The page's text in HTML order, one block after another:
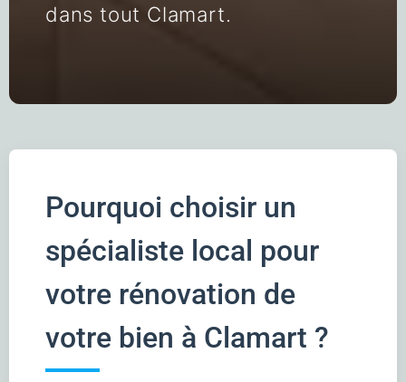
dans tout Clamart.
Pourquoi choisir un
spécialiste local pour
votre rénovation de
votre bien à Clamart ?